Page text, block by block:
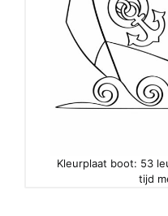
Kleurplaat boot: 53
tijd